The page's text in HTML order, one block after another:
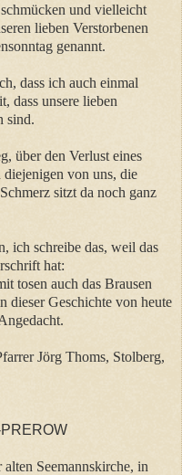
und vielleicht
lieben Verstorbenen
genannt.
dass ich auch einmal
dass unsere lieben
sind.
über den Verlust eines
diejenigen von uns, die
sitzt da noch ganz
ich schreibe das, weil das
hat:
tosen auch das Brausen
dieser Geschichte von heute
Jörg Thoms, Stolberg,
Seemannskirche, in